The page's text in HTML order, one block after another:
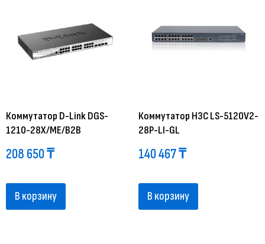
Коммутатор D-Link DGS-
1210-28X/ME/B2B
208 650₸
В корзину
Коммутатор H3C LS-5120V2-
28P-LI-GL
140 467₸
В корзину